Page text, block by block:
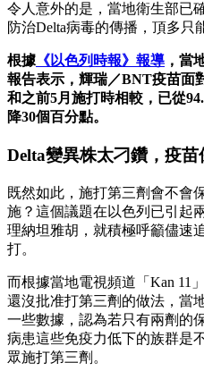
令人意外的是，當地衛生部已
防治Delta病毒的傳播，頂多只
根據 《以色列時報》報導 ，當
報告表示，輝瑞／BNT疫苗面
和之前5月施打時相較，已從
降30個百分點。
Delta變異株太刁鑽，疫苗
既然如此，施打第三劑會不會
施？這個議題在以色列已引起
理納坦雅胡，就積極呼籲儘速
打。
而根據當地電視頻道「Kan 11
還沒批准打第三劑的做法，當
一些數據，認為若只有兩劑的
病患這些免疫力低下的族群是
眾施打第三劑。